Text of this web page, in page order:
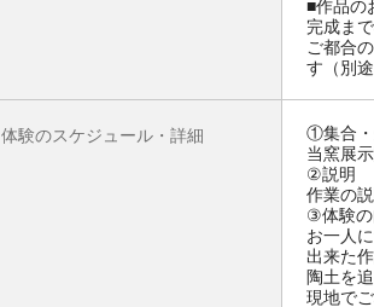
■作品の
完成ま
ご都合
す（別途
体験のスケジュール・詳細
①集合
当窯展
②説明
作業の
③体験
お一人
出来た
陶土を
現地で